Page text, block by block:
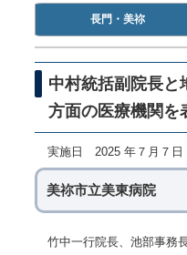
長門・美祢
中村統括副院長と
方面の医療機関を
実施日 2025 年７月７日
美祢市立美東病院
竹中一行院長、池部事務